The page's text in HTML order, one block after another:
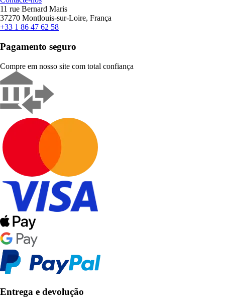
11 rue Bernard Maris
37270 Montlouis-sur-Loire, França
+33 1 86 47 62 58
Pagamento seguro
Compre em nosso site com total confiança
Entrega e devolução